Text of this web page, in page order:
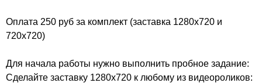
Оплата 250 руб за комплект (заставка 1280х720 и
720х720)
Для начала работы нужно выполнить пробное задание:
Сделайте заставку 1280х720 к любому из видеороликов: